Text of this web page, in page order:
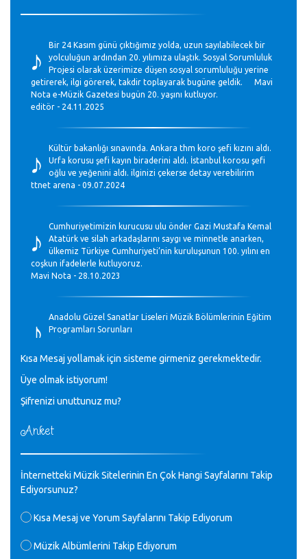
♪
Bir 24 Kasım günü çıktığımız yolda, uzun sayılabilecek bir
yolculuğun ardından 20. yılımıza ulaştık. Sosyal Sorumluluk
Projesi olarak üzerimize düşen sosyal sorumluluğu yerine
getirerek, ilgi görerek, takdir toplayarak bugüne geldik. Mavi
Nota e-Müzik Gazetesi bugün 20. yaşını kutluyor.
editör - 24.11.2025
♪
Kültür bakanlığı sınavında. Ankara thm koro şefi kızını aldı.
Urfa korusu şefi kayın biraderini aldı. İstanbul korosu şefi
oğlu ve yeğenini aldı. ilginizi çekerse detay verebilirim
ttnet arena - 09.07.2024
♪
Cumhuriyetimizin kurucusu ulu önder Gazi Mustafa Kemal
Atatürk ve silah arkadaşlarını saygı ve minnetle anarken,
ülkemiz Türkiye Cumhuriyeti’nin kuruluşunun 100. yılını en
coşkun ifadelerle kutluyoruz.
Mavi Nota - 28.10.2023
♪
Anadolu Güzel Sanatlar Liseleri Müzik Bölümlerinin Eğitim
Programları Sorunları
♪
GEÇMİŞ OLSUN TÜRKİYE!
Mavi Nota - 07.02.2023
♪
30 yıl sonra karşılaşmak çok güzel Kurtuluş, teveccüh
M.Semih Baylan - 08.01.2023
♪
Değerli Müfit hocama en içten sevgi saygılarımı iletin
yaptım.1994 yılında derginin bu daldaki ödülüne layık
görülmüştüm evde yıllar sonra plaketi buldum hadi bir
Kısa Mesaj yollamak için sisteme girmeniz gerekmektedir.
Üye olmak istiyorum!
Şifrenizi unuttunuz mu?
Anket
İnternetteki Müzik Sitelerinin En Çok Hangi Sayfalarını Takip
Ediyorsunuz?
Kısa Mesaj ve Yorum Sayfalarını Takip Ediyorum
Müzik Albümlerini Takip Ediyorum